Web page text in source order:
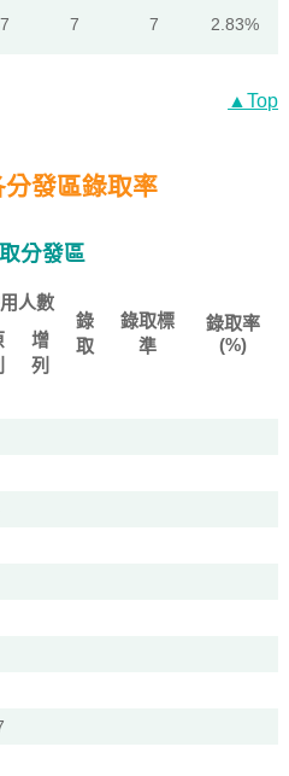
7 7 2.83%
▲Top
發區錄取率
分發區
人數
錄
取
錄取標
準
錄取率
(%)
增
列